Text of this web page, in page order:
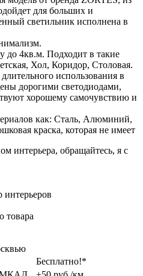
для больших и
светильник исполнена в
до 4кв.м. Подходит в такие
Хол, Коридор, Столовая.
использования в
дорогими светодиодами,
хорошему самочувствию и
как: Сталь, Алюминий,
краска, которая не имеет
интерьера, обращайтесь, я с
интерьеров
товара
Бесплатно!*